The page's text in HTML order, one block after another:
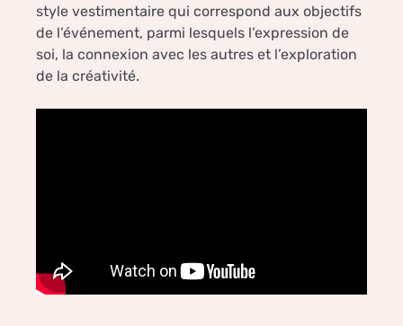
style vestimentaire qui correspond aux objectifs
de l’événement, parmi lesquels l’expression de
soi, la connexion avec les autres et l’exploration
de la créativité.